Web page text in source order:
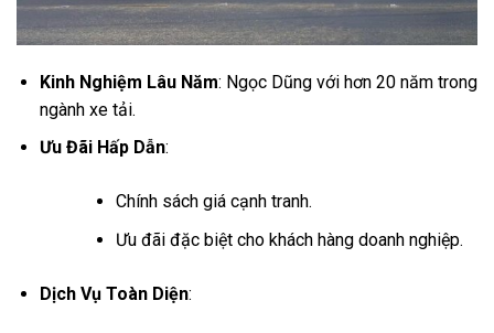
Kinh Nghiệm Lâu Năm: Ngọc Dũng với hơn 20 năm trong
ngành xe tải.
Ưu Đãi Hấp Dẫn:
Chính sách giá cạnh tranh.
Ưu đãi đặc biệt cho khách hàng doanh nghiệp.
Dịch Vụ Toàn Diện: